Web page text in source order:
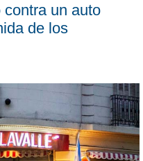
un auto
de los